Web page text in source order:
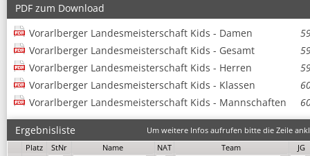
PDF zum Download
Vorarlberger Landesmeisterschaft Kids - Damen
Vorarlberger Landesmeisterschaft Kids - Gesamt
Vorarlberger Landesmeisterschaft Kids - Herren
Vorarlberger Landesmeisterschaft Kids - Klassen
Vorarlberger Landesmeisterschaft Kids - Mannschaften
Ergebnisliste
Um weitere Infos aufrufen bitte die Zeile
Platz
StNr Name NAT Team JG